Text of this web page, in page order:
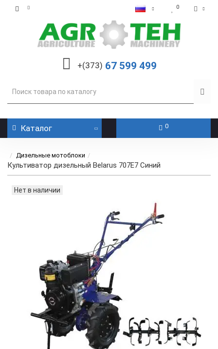
0
+(373) 67 599 499
Каталог 0
Дизельные мотоблоки
Культиватор дизельный Belarus 707E7 Синий
Нет в наличии